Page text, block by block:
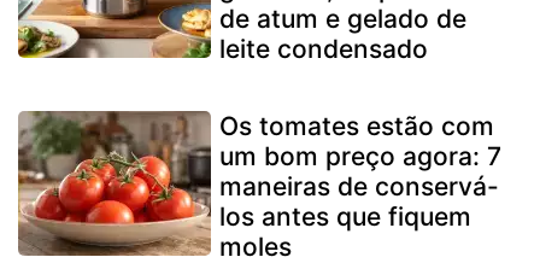
de atum e gelado de
leite condensado
Os tomates estão com
um bom preço agora: 7
maneiras de conservá-
los antes que fiquem
moles